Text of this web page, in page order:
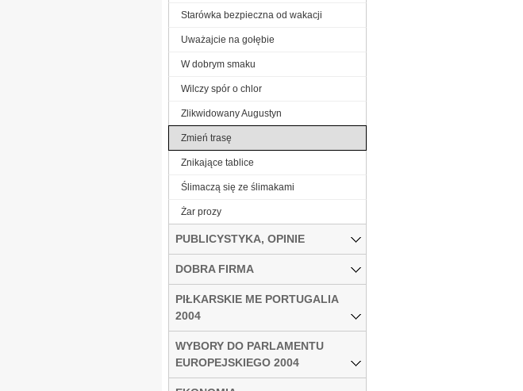
Starówka bezpieczna od wakacji
Uważajcie na gołębie
W dobrym smaku
Wilczy spór o chlor
Zlikwidowany Augustyn
Zmień trasę
Znikające tablice
Ślimaczą się ze ślimakami
Żar prozy
PUBLICYSTYKA, OPINIE
DOBRA FIRMA
PIŁKARSKIE ME PORTUGALIA
2004
WYBORY DO PARLAMENTU
EUROPEJSKIEGO 2004